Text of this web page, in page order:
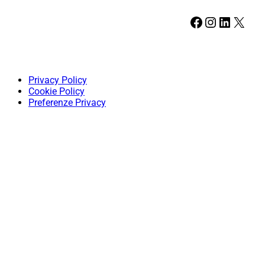
Facebook Instagram LinkedIn X
Privacy Policy
Cookie Policy
Preferenze Privacy